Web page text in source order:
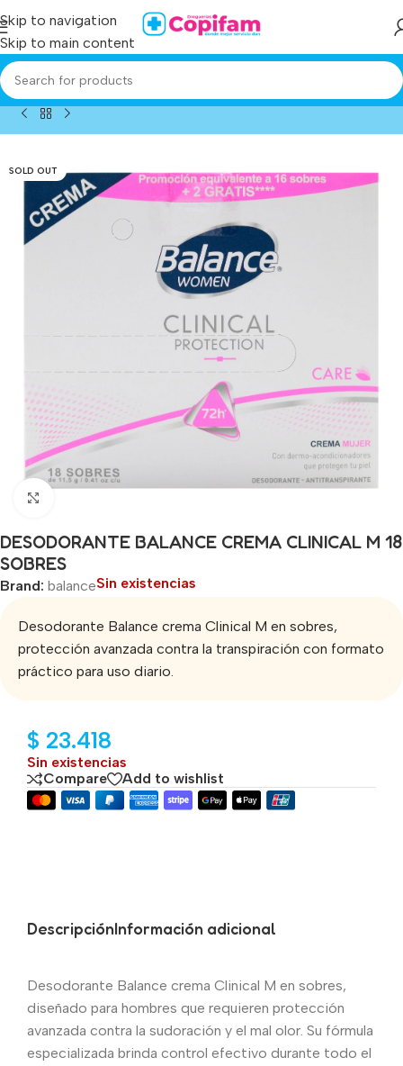
Skip to navigation
Skip to main content
Producto /desodorante balance crema clinical m 18 sobres
SOLD OUT
DESODORANTE BALANCE CREMA CLINICAL M 18
SOBRES
Brand: balanceSin existencias
Desodorante Balance crema Clinical M en sobres,
protección avanzada contra la transpiración con formato
práctico para uso diario.
$ 23.418
Sin existencias
Compare
Add to wishlist
DescripciónInformación adicional
Desodorante Balance crema Clinical M en sobres,
diseñado para hombres que requieren protección
avanzada contra la sudoración y el mal olor. Su fórmula
especializada brinda control efectivo durante todo el